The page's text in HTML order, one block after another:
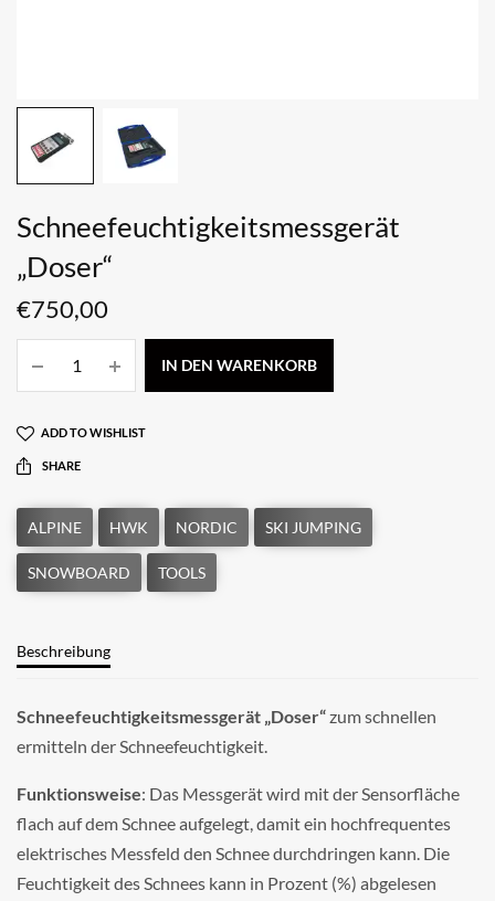
Schneefeuchtigkeitsmessgerät
„Doser“
€750,00
IN DEN WARENKORB
ADD TO WISHLIST
SHARE
Beschreibung
Schneefeuchtigkeitsmessgerät „Doser“zum schnellen
ermitteln der Schneefeuchtigkeit.
Funktionsweise: Das Messgerät wird mit der Sensorfläche
flach auf dem Schnee aufgelegt, damit ein hochfrequentes
elektrisches Messfeld den Schnee durchdringen kann. Die
Feuchtigkeit des Schnees kann in Prozent (%) abgelesen